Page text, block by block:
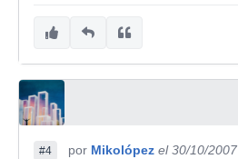
#4 por Mikolópez el 30/10/2007